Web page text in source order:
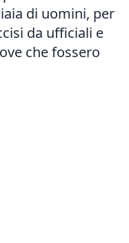
di uomini, per
da ufficiali e
che fossero